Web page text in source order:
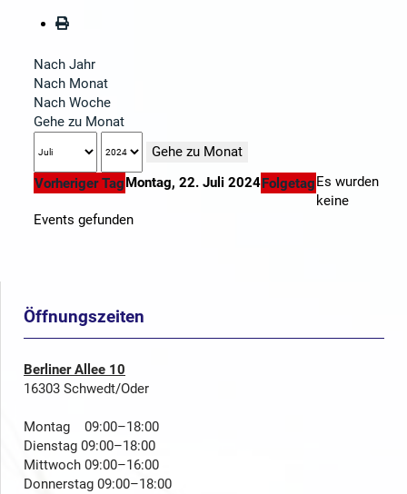
Nach Jahr
Nach Monat
Nach Woche
Gehe zu Monat
Gehe zu Monat
Vorheriger Tag Montag, 22. Juli 2024 Folgetag Es wurden
keine
Events gefunden
Öffnungszeiten
Berliner Allee 10
16303 Schwedt/Oder
Montag 09:00–18:00
Dienstag 09:00–18:00
Mittwoch 09:00–16:00
Donnerstag 09:00–18:00